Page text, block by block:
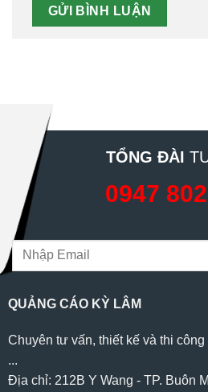
TỔNG ĐÀI
0947
QUẢNG CÁO KỲ LÂM
Chuyên tư vấn, thiết kế và thi
...
Địa chỉ: 212B Y Wang - TP. Buôn